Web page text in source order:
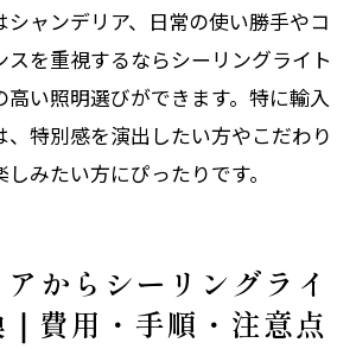
ャンデリア、日常の使い勝手やコ
スを重視するならシーリングライト
高い照明選びができます。特に輸入
、特別感を演出したい方やこだわり
みたい方にぴったりです。
からシーリングライ
｜費用・手順・注意点